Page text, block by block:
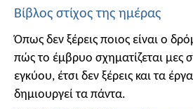
Βίβλος στίχος της ημέρας
Όπως δεν ξέρεις ποιος είναι ο
πώς το έμβρυο σχηματίζεται μες
εγκύου, έτσι δεν ξέρεις και τα
δημιουργεί τα πάντα.